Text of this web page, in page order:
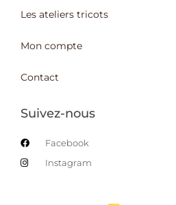
Les ateliers tricots
Mon compte
Contact
Suivez-nous
Facebook
Instagram